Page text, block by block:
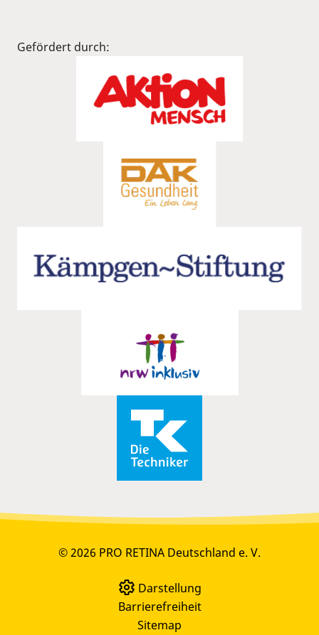
Gefördert durch:
© 2026 PRO RETINA Deutschland e. V.
Darstellung
Barrierefreiheit
Sitemap